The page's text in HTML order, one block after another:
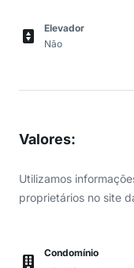
Elevador
Não
Valores:
Utilizamos
proprietários no site
Condomínio